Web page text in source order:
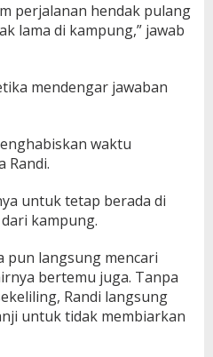
perjalanan hendak pulang
lama di kampung,” jawab
mendengar jawaban
waktu
Randi.
untuk tetap berada di
kampung.
pun langsung mencari
bertemu juga. Tanpa
Randi langsung
untuk tidak membiarkan